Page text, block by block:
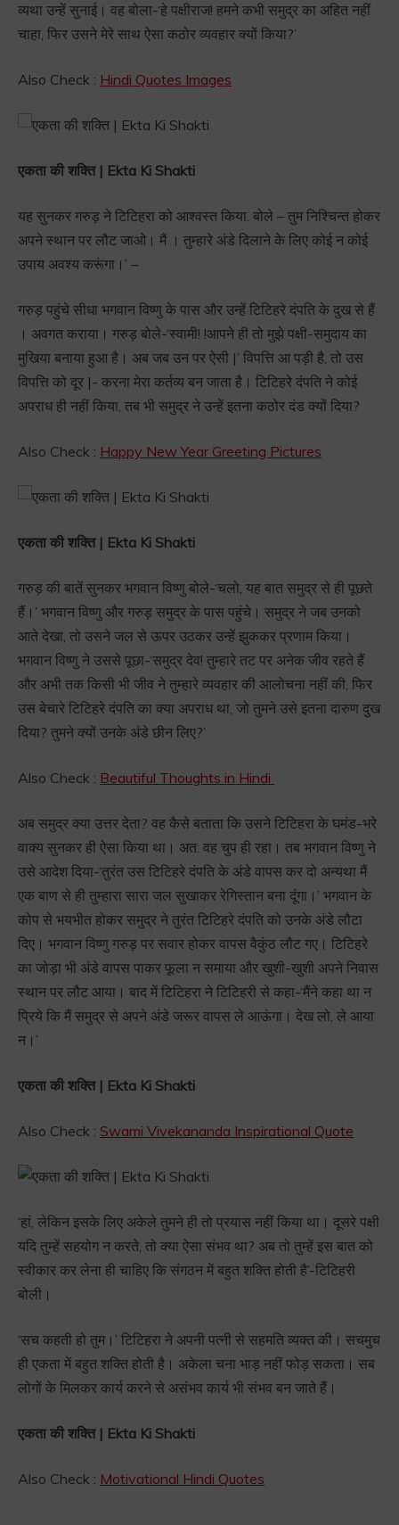
व्यथा उन्हें सुनाई। वह बोला-‘हे पक्षीराज! हमने कभी समुद्र का अहित नहीं
चाहा, फिर उसने मेरे साथ ऐसा कठोर व्यवहार क्यों किया?’
Also Check : Hindi Quotes Images
एकता की शक्ति | Ekta Ki Shakti
यह सुनकर गरुड़ ने टिटिहरा को आश्वस्त किया. बोले – तुम निश्चिन्त होकर
अपने स्थान पर लौट जाओ। मैं । तुम्हारे अंडे दिलाने के लिए कोई न कोई
उपाय अवश्य करूंगा।’ –
गरुड़ पहुंचे सीधा भगवान विष्णु के पास और उन्हें टिटिहरे दंपति के दुख से हैं
। अवगत कराया। गरुड़ बोले-‘स्वामी! !आपने ही तो मुझे पक्षी-समुदाय का
मुखिया बनाया हुआ है। अब जब उन पर ऐसी |’ विपत्ति आ पड़ी है, तो उस
विपत्ति को दूर |- करना मेरा कर्तव्य बन जाता है। टिटिहरे दंपति ने कोई
अपराध ही नहीं किया, तब भी समुद्र ने उन्हें इतना कठोर दंड क्यों दिया?
Also Check : Happy New Year Greeting Pictures
एकता की शक्ति | Ekta Ki Shakti
गरुड़ की बातें सुनकर भगवान विष्णु बोले-‘चलो, यह बात समुद्र से ही पूछते
हैं।’ भगवान विष्णु और गरुड़ समुद्र के पास पहुंचे। समुद्र ने जब उनको
आते देखा, तो उसने जल से ऊपर उठकर उन्हें झुककर प्रणाम किया।
भगवान विष्णु ने उससे पूछा-‘समुद्र देव! तुम्हारे तट पर अनेक जीव रहते हैं
और अभी तक किसी भी जीव ने तुम्हारे व्यवहार की आलोचना नहीं की, फिर
उस बेचारे टिटिहरे दंपति का क्या अपराध था, जो तुमने उसे इतना दारुण दुख
दिया? तुमने क्यों उनके अंडे छीन लिए?’
Also Check : Beautiful Thoughts in Hindi
अब समुद्र क्या उत्तर देता? वह कैसे बताता कि उसने टिटिहरा के घमंड-भरे
वाक्य सुनकर ही ऐसा किया था। अत: वह चुप ही रहा। तब भगवान विष्णु ने
उसे आदेश दिया-‘तुरंत उस टिटिहरे दंपति के अंडे वापस कर दो अन्यथा मैं
एक बाण से ही तुम्हारा सारा जल सुखाकर रेगिस्तान बना दूंगा।’ भगवान के
कोप से भयभीत होकर समुद्र ने तुरंत टिटिहरे दंपति को उनके अंडे लौटा
दिए। भगवान विष्णु गरुड़ पर सवार होकर वापस वैकुंठ लौट गए। टिटिहरे
का जोड़ा भी अंडे वापस पाकर फूला न समाया और खुशी-खुशी अपने निवास
स्थान पर लौट आया। बाद में टिटिहरा ने टिटिहरी से कहा-‘मैंने कहा था न
प्रिये कि मैं समुद्र से अपने अंडे जरूर वापस ले आऊंगा। देख लो, ले आया
न।’
एकता की शक्ति | Ekta Ki Shakti
Also Check : Swami Vivekananda Inspirational Quote
‘हां, लेकिन इसके लिए अकेले तुमने ही तो प्रयास नहीं किया था। दूसरे पक्षी
यदि तुम्हें सहयोग न करते, तो क्या ऐसा संभव था? अब तो तुम्हें इस बात को
स्वीकार कर लेना ही चाहिए कि संगठन में बहुत शक्ति होती है’-टिटिहरी
बोली।
‘सच कहती हो तुम।’ टिटिहरा ने अपनी पत्नी से सहमति व्यक्त की। सचमुच
ही एकता में बहुत शक्ति होती है। अकेला चना भाड़ नहीं फोड़ सकता। सब
लोगों के मिलकर कार्य करने से असंभव कार्य भी संभव बन जाते हैं।
एकता की शक्ति | Ekta Ki Shakti
Also Check : Motivational Hindi Quotes